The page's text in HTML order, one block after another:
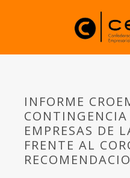
INFORME
EMPRESAS DE
FRENTE AL